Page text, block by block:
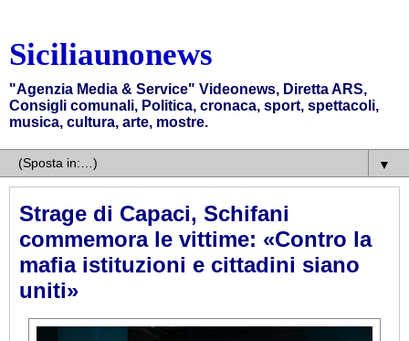
Siciliaunonews
"Agenzia Media & Service" Videonews, Diretta ARS,
Consigli comunali, Politica, cronaca, sport, spettacoli,
musica, cultura, arte, mostre.
▼
Strage di Capaci, Schifani
commemora le vittime: «Contro la
mafia istituzioni e cittadini siano
uniti»